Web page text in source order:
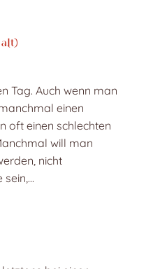
alt)
Tag. Auch wenn man
einen
oft einen schlechten
will man
nicht